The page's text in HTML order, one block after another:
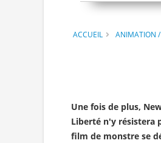
ACCUEIL ANIMATION
Une fois de plus,
Liberté n'y résistera
film de monstre se